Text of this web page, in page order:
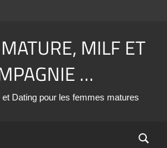
MILF ET
…
Dating pour les femmes matures